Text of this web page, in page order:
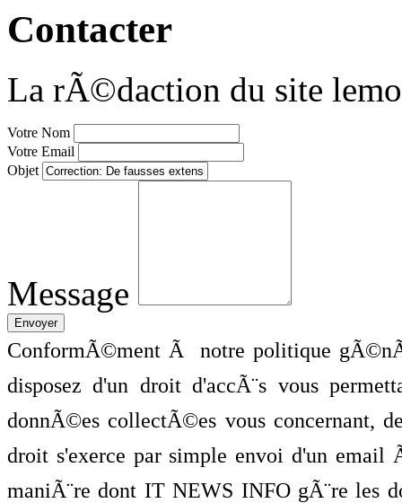
Contacter
La rÃ©daction du site
Votre Nom
Votre Email
Objet
Message
ConformÃ©ment Ã notre politique
disposez d'un droit d'accÃ¨s vous
donnÃ©es collectÃ©es vous concernant,
droit s'exerce par simple envoi d'un
maniÃ¨re dont IT NEWS INFO gÃ¨re les